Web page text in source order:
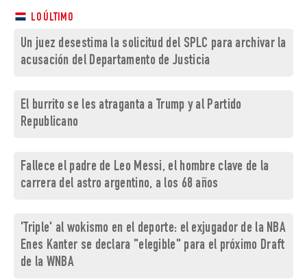
LO ÚLTIMO
Un juez desestima la solicitud del SPLC para archivar la
acusación del Departamento de Justicia
El burrito se les atraganta a Trump y al Partido
Republicano
Fallece el padre de Leo Messi, el hombre clave de la
carrera del astro argentino, a los 68 años
'Triple' al wokismo en el deporte: el exjugador de la NBA
Enes Kanter se declara "elegible" para el próximo Draft
de la WNBA